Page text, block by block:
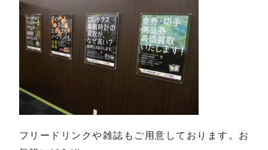
フリードリンクや雑誌もご用意しております。お